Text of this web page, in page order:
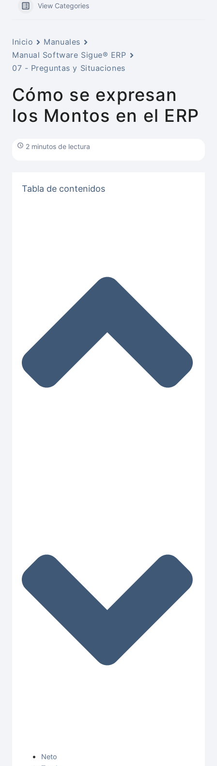
View Categories
Inicio
Manuales
Manual Software Sigue® ERP
07 - Preguntas y Situaciones
Cómo se expresan
los Montos en el ERP
2 minutos de lectura
Tabla de contenidos
Neto